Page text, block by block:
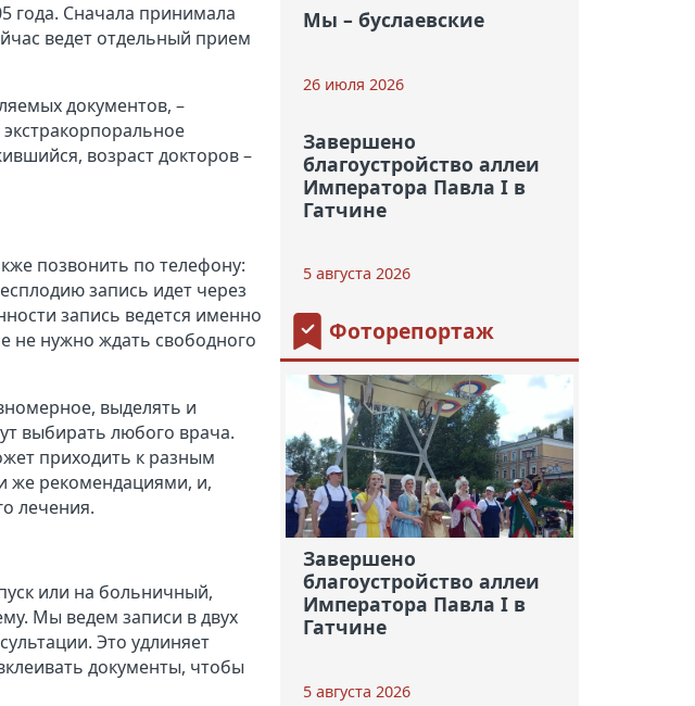
года. Сначала принимала
ведет отдельный прием
документов, –
возраст докторов –
позвонить по телефону:
запись идет через
запись ведется именно
не нужно ждать свободного
выделять и
выбирать любого врача.
приходить к разным
же рекомендациями, и,
лечения.
или на больничный,
Мы ведем записи в двух
Это удлиняет
документы, чтобы
Мы – буслаевские
26 июля 2026
Завершено
благоустройство аллеи
Императора Павла I в
Гатчине
5 августа 2026
Фоторепортаж
Завершено
благоустройство аллеи
Императора Павла I в
Гатчине
5 августа 2026